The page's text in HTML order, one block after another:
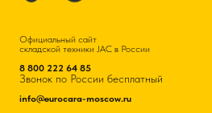
Официальный сайт
складской техники JAC в России
8 800 222 64 85
Звонок по России бесплатный
info@eurocara-moscow.ru